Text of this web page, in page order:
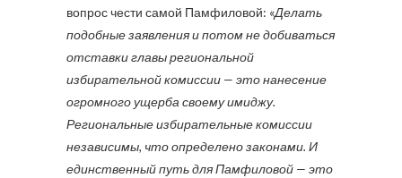
вопрос чести самой Памфиловой: «Делать
подобные заявления и потом не добиваться
отставки главы региональной
избирательной комиссии — это нанесение
огромного ущерба своему имиджу.
Региональные избирательные комиссии
независимы, что определено законами. И
единственный путь для Памфиловой — это